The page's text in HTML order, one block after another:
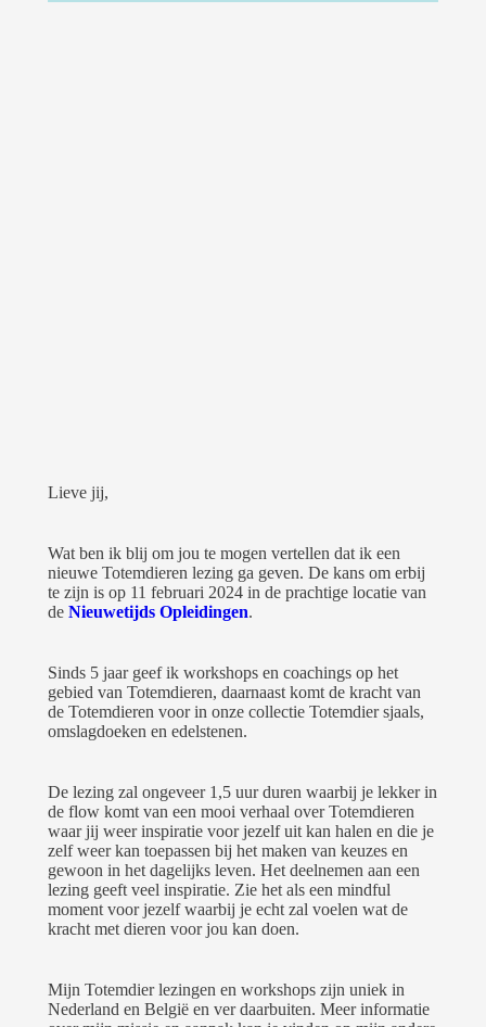
Lieve jij,
Wat ben ik blij om jou te mogen vertellen dat ik een
nieuwe Totemdieren lezing ga geven. De kans om erbij
te zijn is op 11 februari 2024 in de prachtige locatie van
de Nieuwetijds Opleidingen.
Sinds 5 jaar geef ik workshops en coachings op het
gebied van Totemdieren, daarnaast komt de kracht van
de Totemdieren voor in onze collectie Totemdier sjaals,
omslagdoeken en edelstenen.
De lezing zal ongeveer 1,5 uur duren waarbij je lekker in
de flow komt van een mooi verhaal over Totemdieren
waar jij weer inspiratie voor jezelf uit kan halen en die je
zelf weer kan toepassen bij het maken van keuzes en
gewoon in het dagelijks leven. Het deelnemen aan een
lezing geeft veel inspiratie. Zie het als een mindful
moment voor jezelf waarbij je echt zal voelen wat de
kracht met dieren voor jou kan doen.
Mijn Totemdier lezingen en workshops zijn uniek in
Nederland en België en ver daarbuiten. Meer informatie